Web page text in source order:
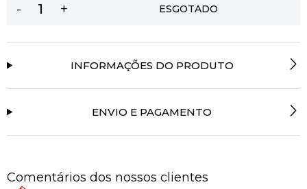
- + ESGOTADO
INFORMAÇÕES DO PRODUTO
ENVIO E PAGAMENTO
Comentários dos nossos clientes